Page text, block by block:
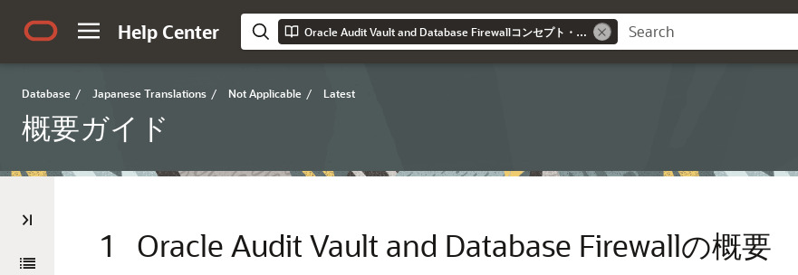
Help Center Oracle Audit Vault and Database Firewallコンセプト・ガイド
Database / Japanese Translations / Not Applicable / Latest
概要ガイド
1 Oracle Audit Vault and Database Firewallの概要